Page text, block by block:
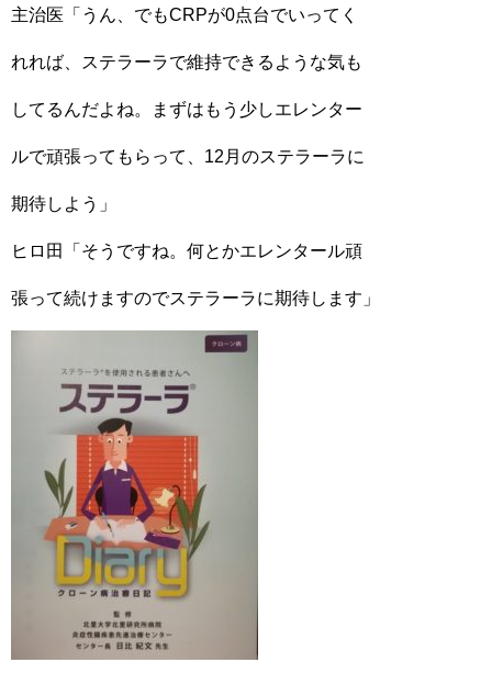
主治医「うん、でもCRPが0点台でいってく
れれば、ステラーラで維持できるような気も
してるんだよね。まずはもう少しエレンター
ルで頑張ってもらって、12月のステラーラに
期待しよう」
ヒロ田「そうですね。何とかエレンタール頑
張って続けますのでステラーラに期待します」